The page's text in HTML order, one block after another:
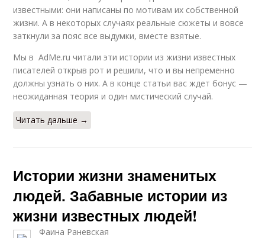
известными: они написаны по мотивам их собственной
жизни. А в некоторых случаях реальные сюжеты и вовсе
заткнули за пояс все выдумки, вместе взятые.
Мы в AdMe.ru читали эти истории из жизни известных
писателей открыв рот и решили, что и вы непременно
должны узнать о них. А в конце статьи вас ждет бонус —
неожиданная теория и один мистический случай.
Читать дальше →
Истории жизни знаменитых
людей. Забавные истории из
жизни известных людей!
Фаина Раневская